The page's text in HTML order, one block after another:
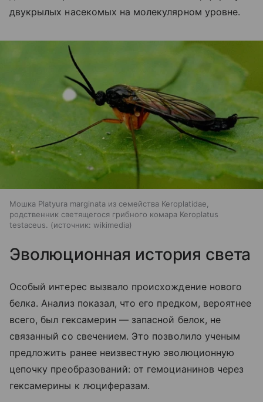
двукрылых насекомых на молекулярном уровне.
Мошка Platyura marginata из семейства Keroplatidae,
родственник светящегося грибного комара Keroplatus
testaceus.
источник: wikimedia
Эволюционная история света
Особый интерес вызвало происхождение нового
белка. Анализ показал, что его предком, вероятнее
всего, был гексамерин — запасной белок, не
связанный со свечением. Это позволило ученым
предложить ранее неизвестную эволюционную
цепочку преобразований: от гемоцианинов через
гексамерины к люциферазам.